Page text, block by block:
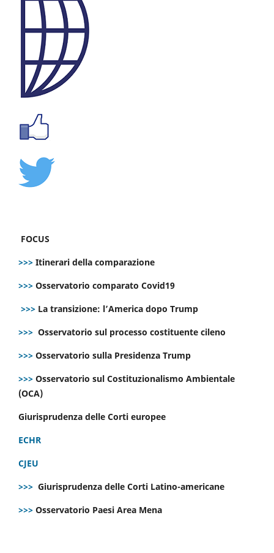
FOCUS
>>> Itinerari della comparazione
>>> Osservatorio comparato Covid19
>>> La transizione: l’America dopo Trump
>>> Osservatorio sul processo costituente cileno
>>> Osservatorio sulla Presidenza Trump
>>> Osservatorio sul Costituzionalismo Ambientale
(OCA)
Giurisprudenza delle Corti europee
ECHR
CJEU
>>> Giurisprudenza delle Corti Latino-americane
>>> Osservatorio Paesi Area Mena